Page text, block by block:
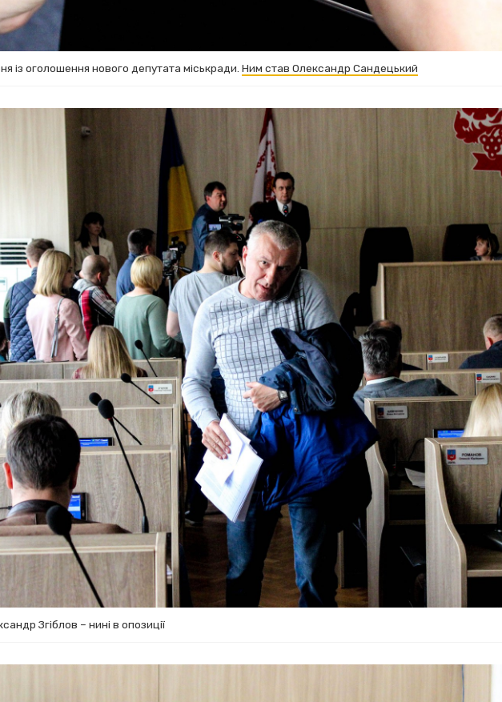
із оголошення нового депутата міськради. Ним став Олександр Сандецький
Згіблов – нині в опозиції